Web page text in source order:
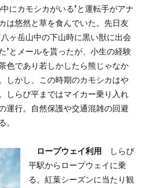
にカモシカがいる’と運転手がアナ
は悠然と草を食んでいた。先日友
ヶ岳山中の下山時に黒い獣に出会
’とメールを貰ったが、小生の経験
色であり若しかしたら熊じゃなか
しかし、この時期のカモシカはや
しらび平まではマイカー乗り入れ
運行。自然保護や交通混雑の回避
。
ロープウェイ利用
しらび
平駅からロープウェイに乗
る。紅葉シーズンに当たり観